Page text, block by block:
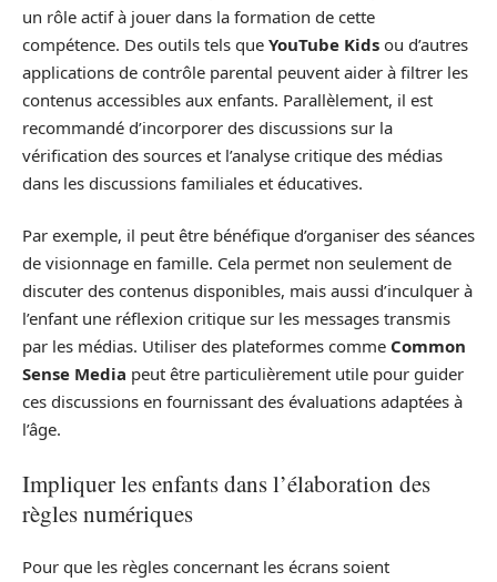
un rôle actif à jouer dans la formation de cette
compétence. Des outils tels que YouTube Kids ou d’autres
applications de contrôle parental peuvent aider à filtrer les
contenus accessibles aux enfants. Parallèlement, il est
recommandé d’incorporer des discussions sur la
vérification des sources et l’analyse critique des médias
dans les discussions familiales et éducatives.
Par exemple, il peut être bénéfique d’organiser des séances
de visionnage en famille. Cela permet non seulement de
discuter des contenus disponibles, mais aussi d’inculquer à
l’enfant une réflexion critique sur les messages transmis
par les médias. Utiliser des plateformes comme Common
Sense Media peut être particulièrement utile pour guider
ces discussions en fournissant des évaluations adaptées à
l’âge.
Impliquer les enfants dans l’élaboration des
règles numériques
Pour que les règles concernant les écrans soient